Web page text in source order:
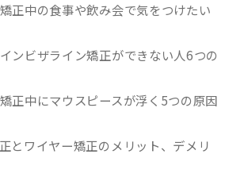
正中の食事や飲み会で気をつけたい
ンビザライン矯正ができない人6つの
正中にマウスピースが浮く5つの原因
とワイヤー矯正のメリット、デメリ